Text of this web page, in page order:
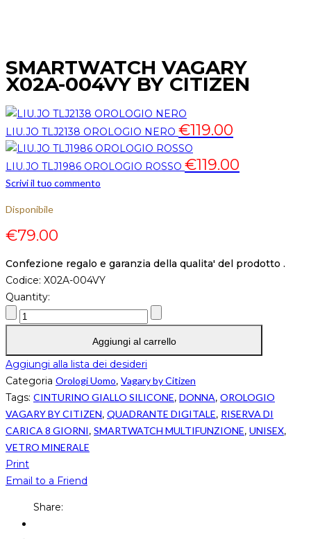
SMARTWATCH VAGARY
X02A-004VY BY CITIZEN
LIU.JO TLJ2138 OROLOGIO NERO €119.00
LIU.JO TLJ1986 OROLOGIO ROSSO €119.00
Scrivi il tuo commento
Disponibile
€79.00
Confezione regalo e garanzia della qualita' del prodotto .
Codice: X02A-004VY
Quantity:
Aggiungi al carrello
Aggiungi alla lista dei desideri
Categoria Orologi Uomo, Vagary by Citizen
Tags: CINTURINO GIALLO SILICONE, DONNA, OROLOGIO
VAGARY BY CITIZEN, QUADRANTE DIGITALE, RISERVA DI
CARICA 8 GIORNI, SMARTWATCH MULTIFUNZIONE, UNISEX,
VETRO MINERALE
Print
Email to a Friend
Share: